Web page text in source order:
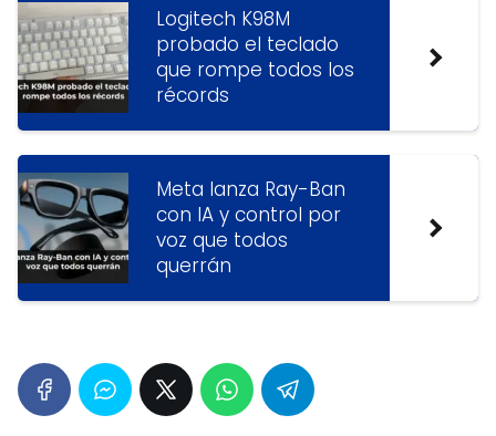
Logitech K98M
probado el teclado
que rompe todos los
récords
Meta lanza Ray-Ban
con IA y control por
voz que todos
querrán